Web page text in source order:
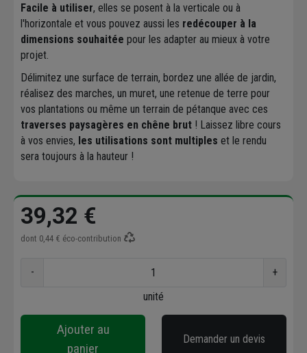
Facile à utiliser, elles se posent à la verticale ou à
l'horizontale et vous pouvez aussi les redécouper à la
dimensions souhaitée pour les adapter au mieux à votre
projet.
Délimitez une surface de terrain, bordez une allée de jardin,
réalisez des marches, un muret, une retenue de terre pour
vos plantations ou même un terrain de pétanque avec ces
traverses paysagères en chêne brut ! Laissez libre cours
à vos envies, les utilisations sont multiples et le rendu
sera toujours à la hauteur !
39,32 €
dont 0,44 € éco-contribution
-
+
unité
Ajouter au
panier
Demander un devis